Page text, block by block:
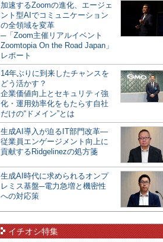
加速するZoomの進化、エージェ
ント型AIでコミュニケーション
の全領域を変革
─「Zoom主催リアルイベント
Zoomtopia On the Road Japan」
レポート
14年ぶりに到来したチャンスを
どう活かす？
企業価値向上とセキュリティ強
化・運用効率化をもたらす自社
だけの“ドメイン”とは
生成AI導入が迫るIT部門改革―
従業員エンゲージメント向上に
貢献するRidgelinezの処方箋
生成AI時代に求められるオンプ
レミス基盤─電力急増と機密性
への対応策
イチオシ特集